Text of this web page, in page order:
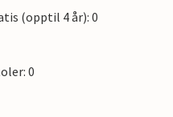
(opptil 4 år): 0
0